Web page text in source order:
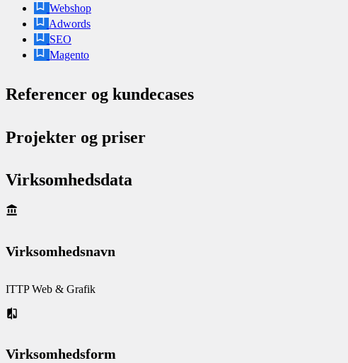
Webshop
Adwords
SEO
Magento
Referencer og kundecases
Projekter og priser
Virksomhedsdata
Virksomhedsnavn
ITTP Web & Grafik
Virksomhedsform